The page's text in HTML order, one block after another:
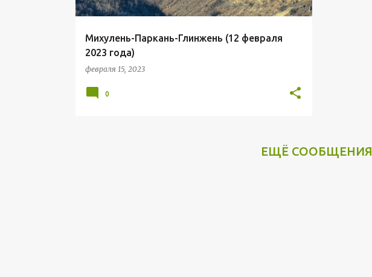
е
Михулень-Паркань-Глинжень (12 февраля
2023 года)
февраля 15, 2023
0
ЕЩЁ СООБЩЕНИЯ